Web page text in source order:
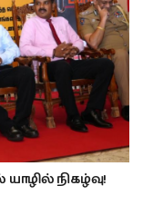
நிகழ்வு!